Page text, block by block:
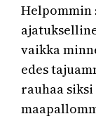
Helpommin
vaikka
edes
rauhaa